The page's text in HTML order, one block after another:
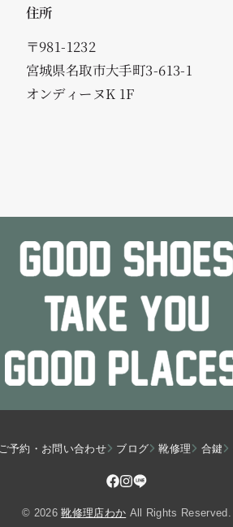
住所
〒981-1232
宮城県名取市大手町3-613-1
オンディーヌK 1F
ご予約・お問い合わせ ブログ 靴修理 合鍵
© 2026靴修理店わか All Rights Reserved.